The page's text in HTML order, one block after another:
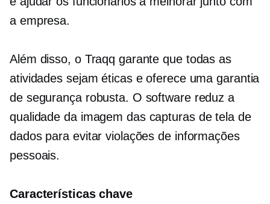
a empresa.
Além disso, o Traqq garante que todas as
atividades sejam éticas e oferece uma garantia
de segurança robusta. O software reduz a
qualidade da imagem das capturas de tela de
dados para evitar violações de informações
pessoais.
Características chave